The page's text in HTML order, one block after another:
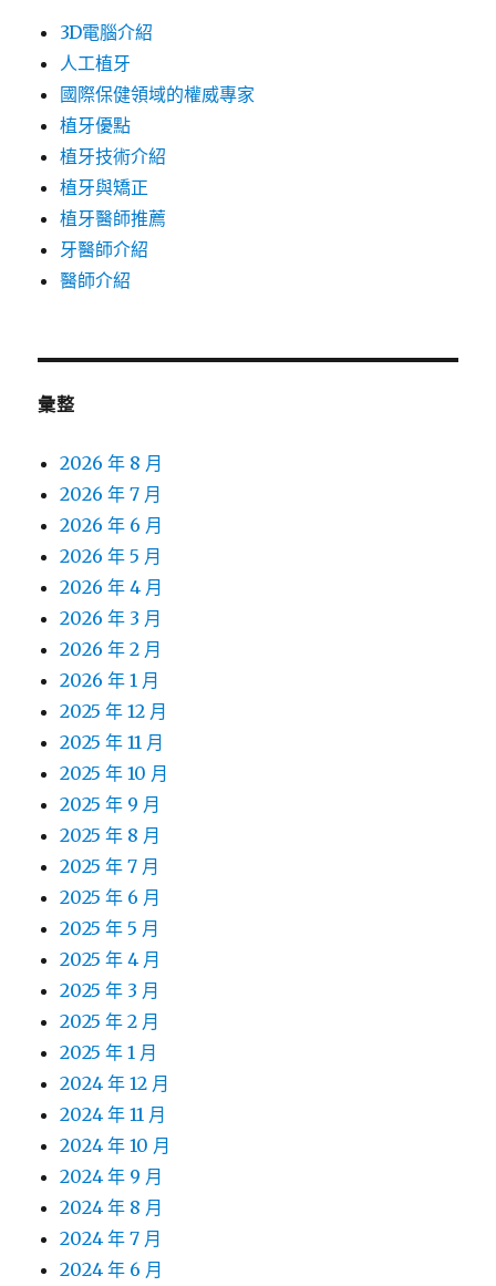
3D電腦介紹
人工植牙
國際保健領域的權威專家
植牙優點
植牙技術介紹
植牙與矯正
植牙醫師推薦
牙醫師介紹
醫師介紹
彙整
2026 年 8 月
2026 年 7 月
2026 年 6 月
2026 年 5 月
2026 年 4 月
2026 年 3 月
2026 年 2 月
2026 年 1 月
2025 年 12 月
2025 年 11 月
2025 年 10 月
2025 年 9 月
2025 年 8 月
2025 年 7 月
2025 年 6 月
2025 年 5 月
2025 年 4 月
2025 年 3 月
2025 年 2 月
2025 年 1 月
2024 年 12 月
2024 年 11 月
2024 年 10 月
2024 年 9 月
2024 年 8 月
2024 年 7 月
2024 年 6 月